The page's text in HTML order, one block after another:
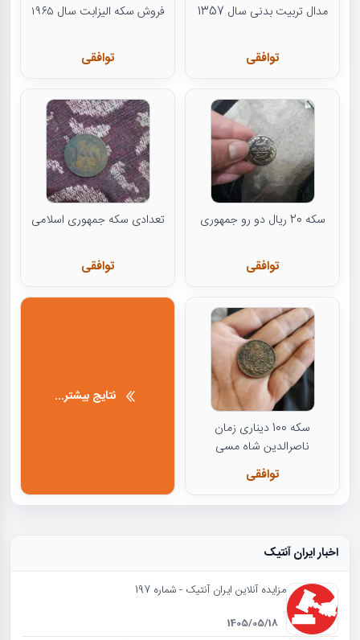
مدال تربیت بدنی سال 1357
توافقی
فروش سکه الیزابت سال ۱۹۶۵
توافقی
سکه 20 ریال دو رو جمهوری
توافقی
تعدادی سکه جمهوری اسلامی
توافقی
سکه 100 دیناری زمان
ناصرالدین شاه مسی
توافقی
نتایج بیشتر...
اخبار ایران آنتیک
مزایده آنلاین ایران آنتیک - شماره 197
1405/05/18